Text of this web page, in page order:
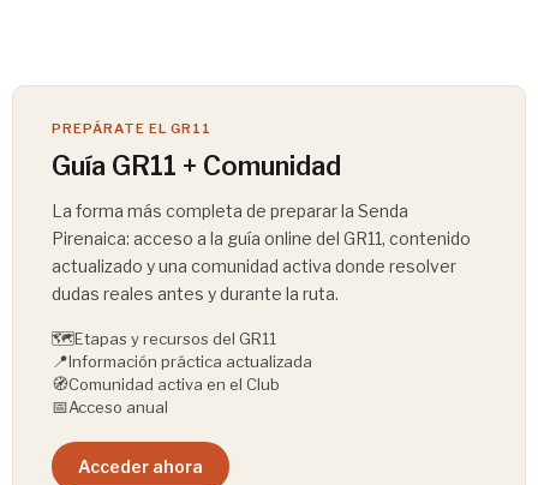
PREPÁRATE EL GR11
Guía GR11 + Comunidad
La forma más completa de preparar la Senda
Pirenaica: acceso a la guía online del GR11, contenido
actualizado y una comunidad activa donde resolver
dudas reales antes y durante la ruta.
🗺️Etapas y recursos del GR11
📍Información práctica actualizada
🧭Comunidad activa en el Club
📅Acceso anual
Acceder ahora